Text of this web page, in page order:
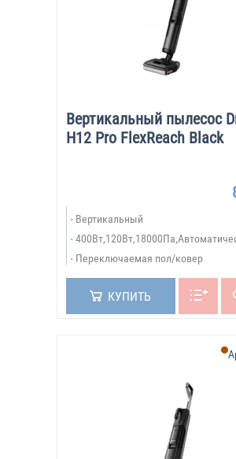
Вертикальный пылесос
H12 Pro FlexReach Black
Вертикальный
Переключаемая пол/ковер
КУПИТЬ